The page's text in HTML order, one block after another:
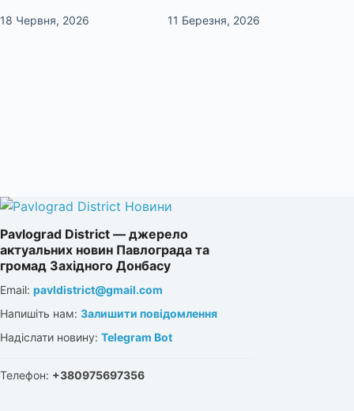
18 Червня, 2026 11 Березня, 2026
Pavlograd District — джерело
актуальних новин Павлограда та
громад Західного Донбасу
Email: pavldistrict@gmail.com
Напишіть нам: Залишити повідомлення
Надіслати новину: Telegram Bot
Телефон: +380975697356